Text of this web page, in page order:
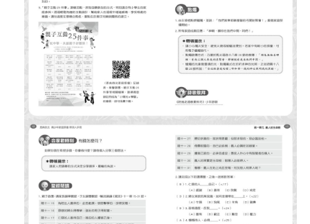
完整年度設計：四冊教材共 52 週，配合青少年的靈命需求，
逐步建立屬靈習慣。
生活化流程：聚會結合點燭、敬拜、讀經、分享與禱告，讓
敬拜成為自然且喜樂的家庭時光。
互動性強：搭配「家庭祭壇筆記」與「親子互動 25 件事」，
提升青少年的參與度與專注力。
榮譽激勵：設計「榮譽證書」頒發制度，讓孩子在信仰操練
中收穫成就感與持續力。
教會共學支持：透過「父母共學小組」，家長彼此分享經
驗、互相支持，讓信仰傳承不再孤單。
💡 為什麼推薦基督徒家長必備？
✔ 幫助青少年在網路文化衝擊下，持守真理價值。